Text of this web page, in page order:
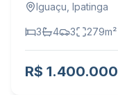
Iguaçu Ipatinga
3 4 3 279m²
R$ 1.400.000